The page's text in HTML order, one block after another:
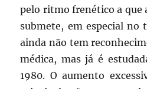
pelo ritmo frenético a que
submete, em especial no
ainda não tem
médica, mas já é
1980. O aumento